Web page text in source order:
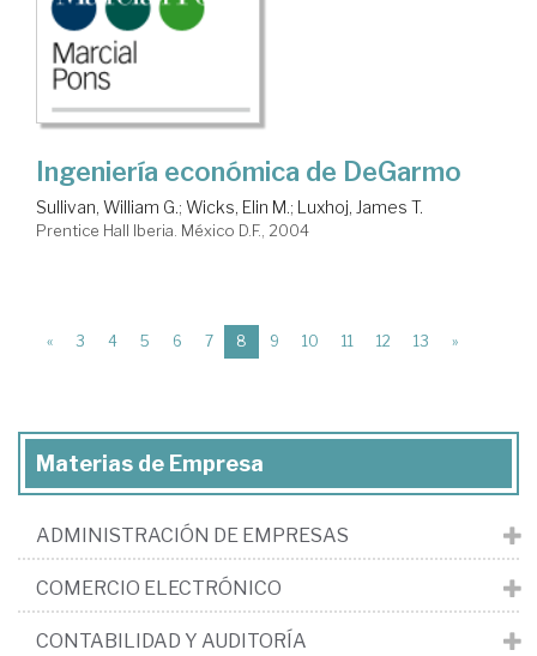
Ingeniería económica de DeGarmo
Sullivan, William G.; Wicks, Elin M.; Luxhoj, James T.
Prentice Hall Iberia. México D.F., 2004
« 3 4 5 6 7 8 (current)
9 10 11 12 13 »
Materias de Empresa
ADMINISTRACIÓN DE EMPRESAS
COMERCIO ELECTRÓNICO
CONTABILIDAD Y AUDITORÍA